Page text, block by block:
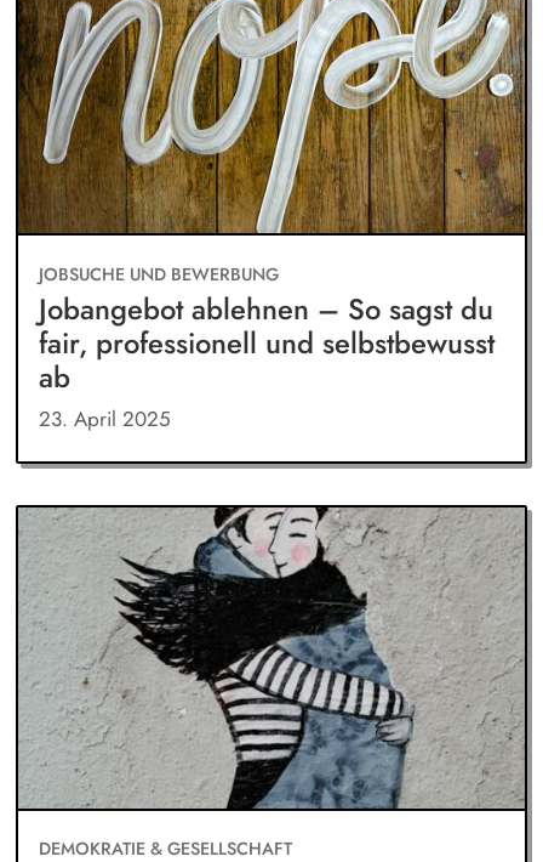
JOBSUCHE UND BEWERBUNG
Jobangebot ablehnen – So sagst du
fair, professionell und selbstbewusst
ab
23. April 2025
DEMOKRATIE & GESELLSCHAFT